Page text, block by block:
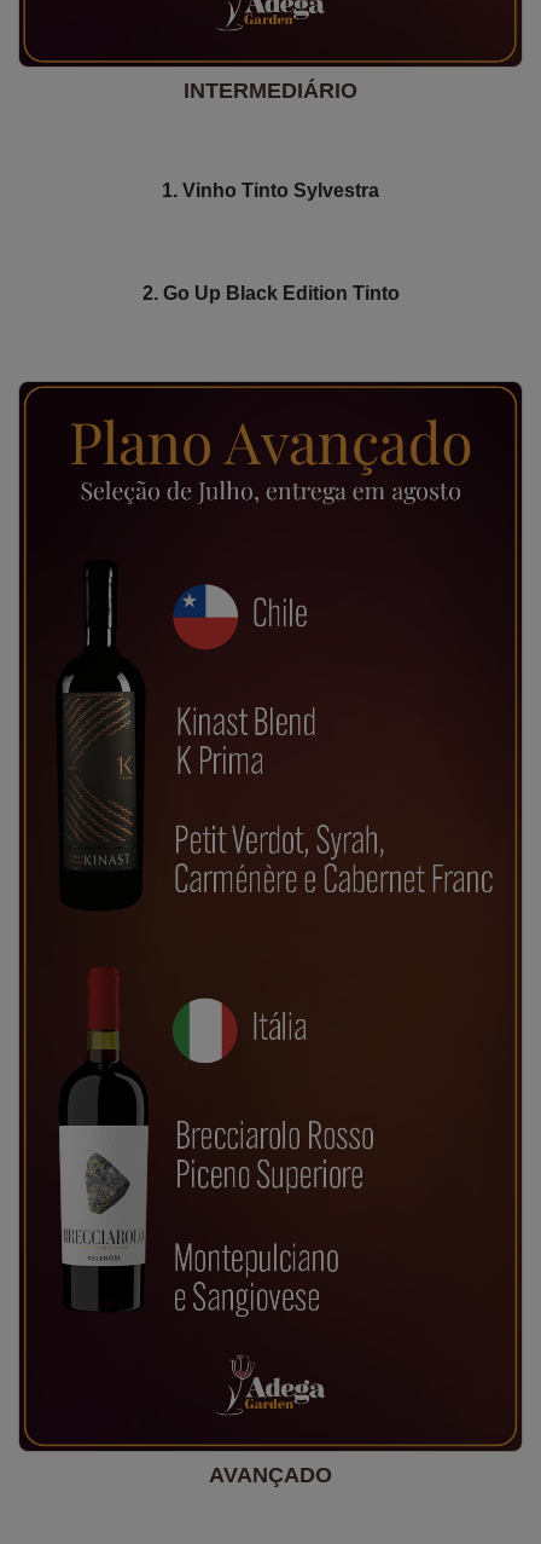
INTERMEDIÁRIO
1. Vinho Tinto Sylvestra
2. Go Up Black Edition Tinto
AVANÇADO